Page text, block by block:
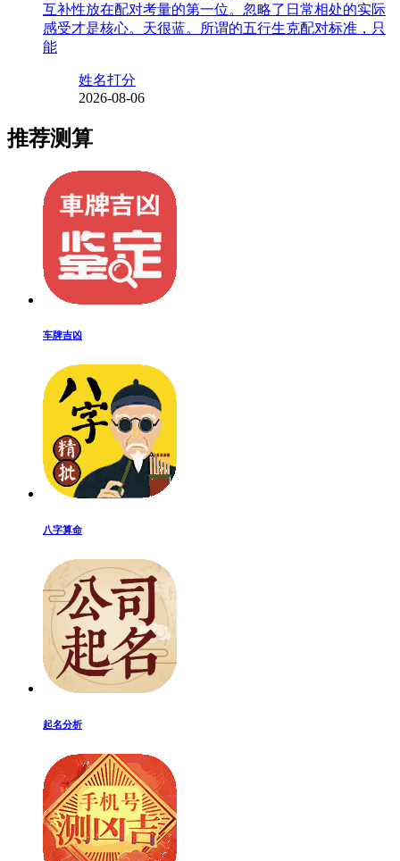
互补性放在配对考量的第一位。忽略了日常相处的实际
感受才是核心。天很蓝。所谓的五行生克配对标准，只
能
姓名打分
2026-08-06
推荐测算
车牌吉凶
八字算命
起名分析